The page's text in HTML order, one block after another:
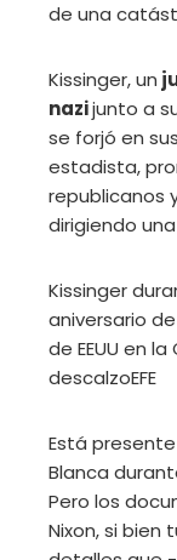
de una
Kissinger, un
nazijunto a
se forjó en
estadista,
republicanos
dirigiendo
Kissinger
aniversario
de EEUU en
descalzoEFE
Está
Blanca
Pero los
Nixon, si bien